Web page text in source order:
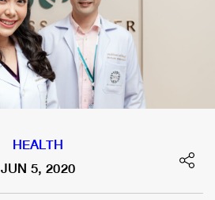
HEALTH
JUN 5, 2020